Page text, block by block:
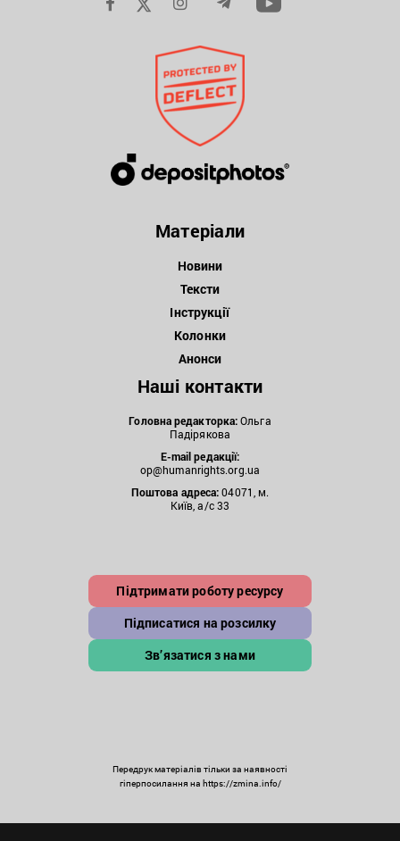
Матеріали
Новини
Тексти
Інструкції
Колонки
Анонси
Наші контакти
Головна редакторка:Ольга
Падірякова
E-mail редакції:
op@humanrights.org.ua
Поштова адреса:04071, м.
Київ, а/с 33
Підтримати роботу ресурсу
Підписатися на розсилку
Зв’язатися з нами
Передрук матеріалів тільки за наявності
гіперпосилання на https://zmina.info/